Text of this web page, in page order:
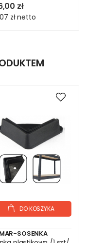
zł
złnetto
DO KOSZYKA
SOSENKA